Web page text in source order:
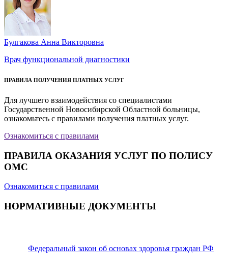
Булгакова Анна Викторовна
Врач функциональной диагностики
ПРАВИЛА ПОЛУЧЕНИЯ ПЛАТНЫХ УСЛУГ
Для лучшего взаимодействия со специалистами
Государственной Новосибирской Областной больницы,
ознакомьтесь с правилами получения платных услуг.
Ознакомиться с правилами
ПРАВИЛА ОКАЗАНИЯ УСЛУГ ПО ПОЛИСУ
ОМС
Ознакомиться с правилами
НОРМАТИВНЫЕ ДОКУМЕНТЫ
Федеральный закон об основах здоровья граждан РФ